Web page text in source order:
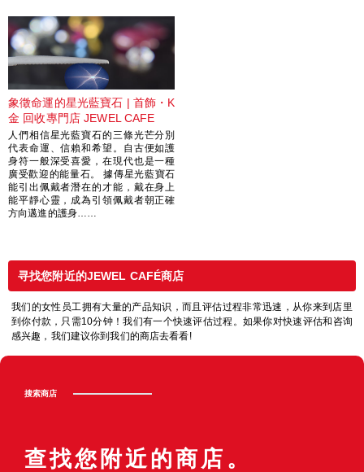
象徵命運的星光藍寶石 | 首飾・K
金 回收專門店 JEWEL CAFE
人們相信星光藍寶石的三條光芒分別
代表命運、信賴和希望。自古便如護
身符一般深受喜愛，在現代也是一種
廣受歡迎的能量石。 據傳星光藍寶石
能引出佩戴者潛在的才能，戴在身上
能平靜心靈，成為引領佩戴者朝正確
方向邁進的護身……
寻找您附近的JEWEL CAFÉ商店
我们的女性员工拥有大量的产品知识，而且评估过程非常迅速，从你来到店里
到你付款，只需10分钟！我们有一个快速评估过程。如果你对快速评估和咨询
感兴趣，我们建议你到我们的商店去看看!
搜索商店
查找您附近的商店。